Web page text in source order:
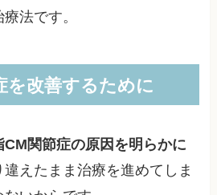
法です。
を改善するために
CM関節症の原因を明らかに
違えたまま治療を進めてしま